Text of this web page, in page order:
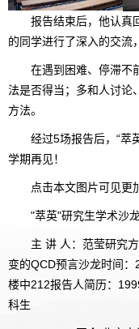
报告结束后，他认真
的同学进行了深入的交流
在遇到困难、停滞不
法是否得当；多和人讨论
方法。
经过5场报告后，“萃
学期再见！
点击本文图片可见更
"萃英"研究生学术沙
主 讲 人：范莹研究
变的QCD预言沙龙时间
楼中212报告人简历：
科生